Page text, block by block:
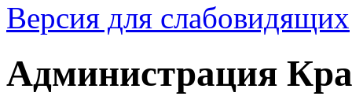
Версия для слабовидящих
Администрация